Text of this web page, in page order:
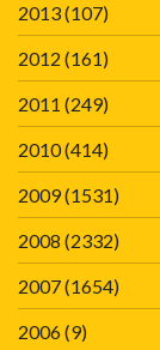
2013(107)
2012 (161)
2011 (249)
2010(414)
2009(1531)
2008 (2332)
2007(1654)
2006(9)